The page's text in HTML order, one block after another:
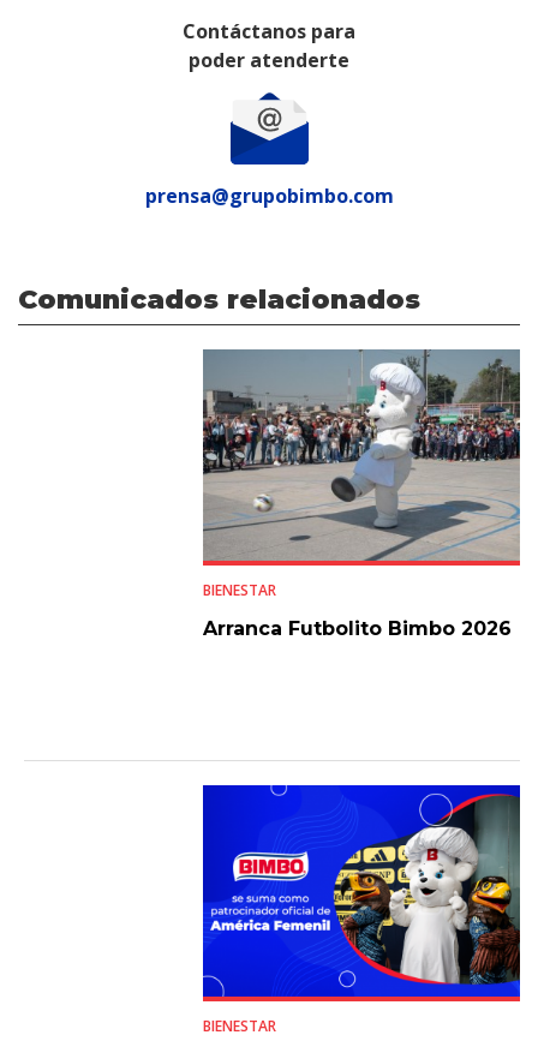
Contáctanos para
poder atenderte
prensa@grupobimbo.com
Comunicados relacionados
BIENESTAR
Arranca Futbolito Bimbo 2026
BIENESTAR